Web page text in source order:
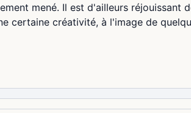
mené. Il est d'ailleurs réjouissant
certaine créativité, à l'image de